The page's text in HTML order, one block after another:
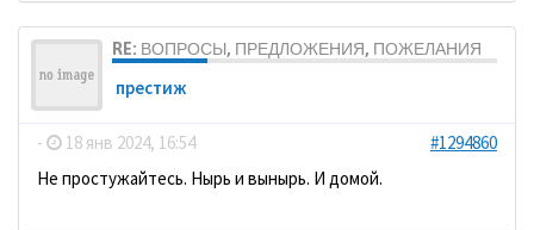
RE: ВОПРОСЫ, ПРЕДЛОЖЕНИЯ, ПОЖЕЛАНИЯ
престиж
- 18 янв 2024, 16:54
#1294860
Не простужайтесь. Нырь и вынырь. И домой.